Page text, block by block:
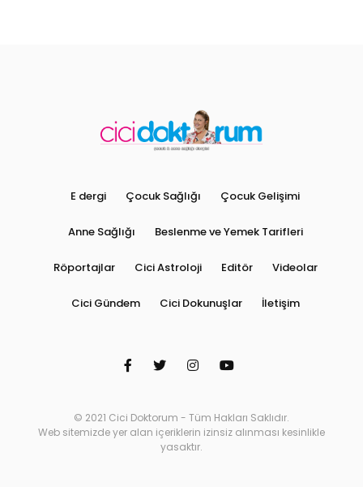
E dergi Çocuk Sağlığı Çocuk Gelişimi
Anne Sağlığı Beslenme ve Yemek Tarifleri
Röportajlar Cici Astroloji Editör Videolar
Cici Gündem Cici Dokunuşlar İletişim
© 2021 Cici Doktorum - Tüm Hakları Saklıdır.
Web sitemizde yer alan içeriklerin izinsiz alınması kesinlikle
yasaktır.